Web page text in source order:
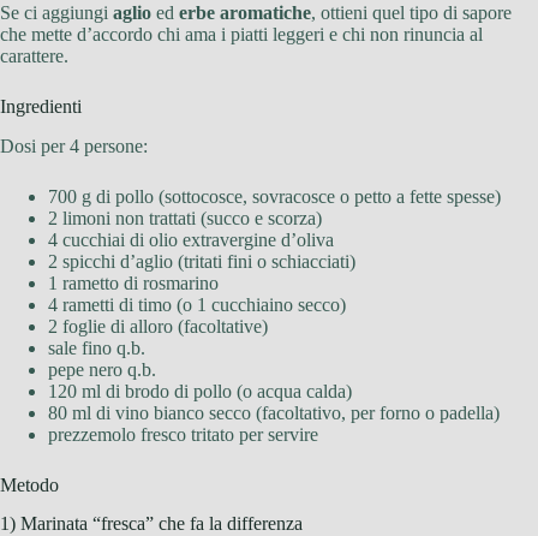
Se ci aggiungi aglio ed erbe aromatiche, ottieni quel tipo di sapore
che mette d’accordo chi ama i piatti leggeri e chi non rinuncia al
carattere.
Ingredienti
Dosi per 4 persone:
700 g di pollo (sottocosce, sovracosce o petto a fette spesse)
2 limoni non trattati (succo e scorza)
4 cucchiai di olio extravergine d’oliva
2 spicchi d’aglio (tritati fini o schiacciati)
1 rametto di rosmarino
4 rametti di timo (o 1 cucchiaino secco)
2 foglie di alloro (facoltative)
sale fino q.b.
pepe nero q.b.
120 ml di brodo di pollo (o acqua calda)
80 ml di vino bianco secco (facoltativo, per forno o padella)
prezzemolo fresco tritato per servire
Metodo
1) Marinata “fresca” che fa la differenza